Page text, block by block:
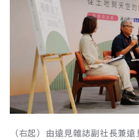
（右起）由遠見雜誌副社長兼